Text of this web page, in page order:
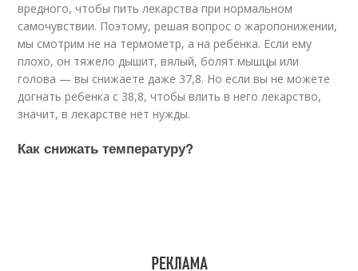
вредного, чтобы пить лекарства при нормальном
самочувствии. Поэтому, решая вопрос о жаропонижении,
мы смотрим не на термометр, а на ребенка. Если ему
плохо, он тяжело дышит, вялый, болят мышцы или
голова — вы снижаете даже 37,8. Но если вы не можете
догнать ребенка с 38,8, чтобы влить в него лекарство,
значит, в лекарстве нет нужды.
Как снижать температуру?